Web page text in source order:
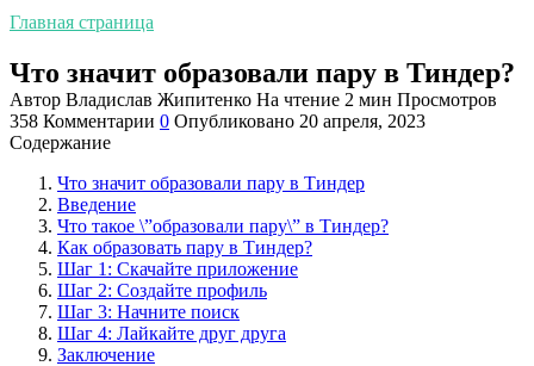
Главная страница
Что значит образовали пару в Тиндер?
Автор Владислав Жипитенко На чтение 2 мин Просмотров
358 Комментарии 0 Опубликовано 20 апреля, 2023
Содержание
Что значит образовали пару в Тиндер
Введение
Что такое \”образовали пару\” в Тиндер?
Как образовать пару в Тиндер?
Шаг 1: Скачайте приложение
Шаг 2: Создайте профиль
Шаг 3: Начните поиск
Шаг 4: Лайкайте друг друга
Заключение